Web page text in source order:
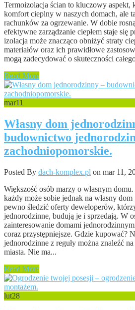
Termoizolacja ścian to kluczowy aspekt,
komfort cieplny w naszych domach, ale
rachunków za ogrzewanie. W dobie
efektywne zarządzanie ciepłem staje się
izolacja może znacząco obniżyć straty
materiałów oraz ich prawidłowe
mogą zadecydować o skuteczności
Read More
mar11
Własny dom
budownictwo
zachodniopomorskie.
Posted By dach-komplex.pl on mar 11,
Większość osób marzy o własnym
każdy może sobie jednak na własny
pewno śledzić oferty deweloperów,
jednorodzinne, budują je i sprzedają. W
zainteresowanie domami
coraz przystępniejsze. Gdzie kupować?
jednorodzinne z reguły można znaleźć
miasta. Nie ma...
Read More
lut28